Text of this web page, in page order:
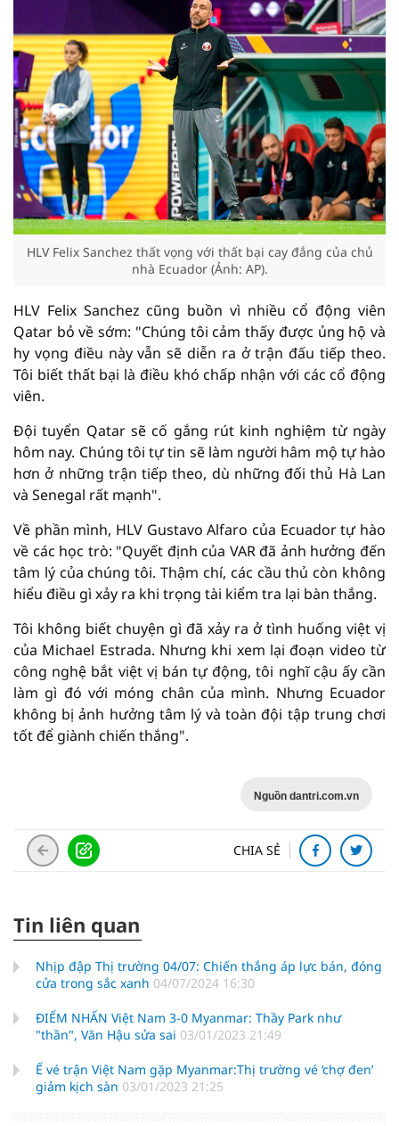
HLV Felix Sanchez thất vọng với thất bại cay đắng của chủ
nhà Ecuador (Ảnh: AP).
HLV Felix Sanchez cũng buồn vì nhiều cổ động viên
Qatar bỏ về sớm: "Chúng tôi cảm thấy được ủng hộ và
hy vọng điều này vẫn sẽ diễn ra ở trận đấu tiếp theo.
Tôi biết thất bại là điều khó chấp nhận với các cổ động
viên.
Đội tuyển Qatar sẽ cố gắng rút kinh nghiệm từ ngày
hôm nay. Chúng tôi tự tin sẽ làm người hâm mộ tự hào
hơn ở những trận tiếp theo, dù những đối thủ Hà Lan
và Senegal rất mạnh".
Về phần mình, HLV Gustavo Alfaro của Ecuador tự hào
về các học trò: "Quyết định của VAR đã ảnh hưởng đến
tâm lý của chúng tôi. Thậm chí, các cầu thủ còn không
hiểu điều gì xảy ra khi trọng tài kiểm tra lại bàn thắng.
Tôi không biết chuyện gì đã xảy ra ở tình huống việt vị
của Michael Estrada. Nhưng khi xem lại đoạn video từ
công nghệ bắt việt vị bán tự động, tôi nghĩ cậu ấy cần
làm gì đó với móng chân của mình. Nhưng Ecuador
không bị ảnh hưởng tâm lý và toàn đội tập trung chơi
tốt để giành chiến thắng".
Nguồn dantri.com.vn
CHIA SẺ
Tin liên quan
Nhịp đập Thị trường 04/07: Chiến thắng áp lực bán, đóng
cửa trong sắc xanh 04/07/2024 16:30
ĐIỂM NHẤN Việt Nam 3-0 Myanmar: Thầy Park như
"thần", Văn Hậu sửa sai 03/01/2023 21:49
Ế vé trận Việt Nam gặp Myanmar:Thị trường vé ‘chợ đen’
giảm kịch sàn 03/01/2023 21:25